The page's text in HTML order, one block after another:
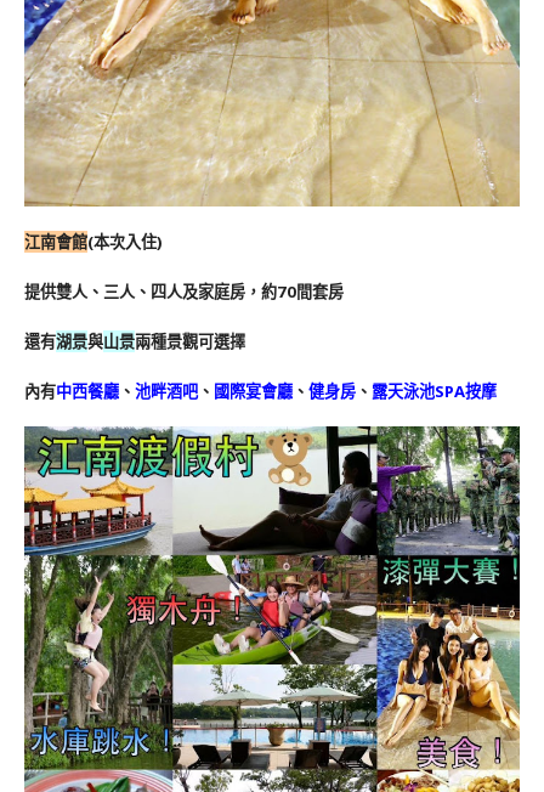
江南會館(本次入住)
提供雙人、三人、四人及家庭房，約70間套房
還有湖景與山景兩種景觀可選擇
內有中西餐廳 、 池畔酒吧、 國際宴會廳 、 健身房 、 露天泳池SPA按摩